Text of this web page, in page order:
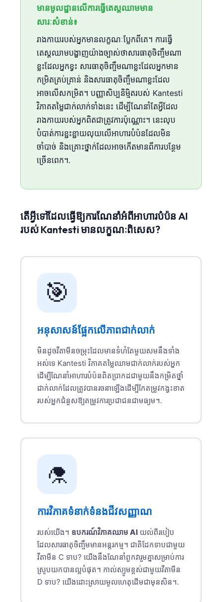
មានមូលដ្ឋានលើការធ្វើតេស្តឈាមមាន
សារៈសំខាន់៖
រាងកាយរបស់អ្នកមានលក្ខណៈប្លែកពីគេ។ ការធ្វើ
តេស្តឈាមបង្ហាញយ៉ាងច្បាស់ថាសារធាតុចិញ្ចឹមណា
ខ្លះដែលអ្នកខ្វះ សារធាតុចិញ្ចឹមណាខ្លះដែលអ្នកមាន
កម្រិតគ្រប់គ្រាន់ និងសារធាតុចិញ្ចឹមណាខ្លះដែល
អាចលើសកម្រិត។ បញ្ញាសិប្បនិម្មិតរបស់ Kantesti
វិភាគតម្លៃជាក់លាក់ទាំងនេះ ដើម្បីណែនាំតែអ្វីដែល
រាងកាយរបស់អ្នកពិតជាត្រូវការប៉ុណ្ណោះ។ នេះលុប
បំបាត់ការខ្ជះខ្ជាយលុយលើអាហារបំប៉នដែលមិន
ចាំបាច់ និងគ្រោះថ្នាក់ដែលអាចកើតមានពីការបន្ថែម
ច្រើនពេក។.
តើ​អ្វី​ទៅ​ដែល​ធ្វើ​ឱ្យ​ការ​ណែនាំ​អំពី​អាហារ​បំប៉ន AI
របស់ Kantesti មាន​លក្ខណៈ​ពិសេស?
🎯
អនុសាសន៍ផ្អែកលើភាពជាក់លាក់
មិនដូចវីតាមីនចម្រុះដែលមានទំហំតែមួយសមនឹងទាំង
អស់ទេ Kantesti វិភាគតម្លៃឈាមជាក់លាក់របស់អ្នក
ដើម្បីណែនាំអាហារបំប៉នពិតប្រាកដជាមួយនឹងកម្រិតថ្នាំ
ជាក់លាក់ដែលត្រូវបានរចនាឡើងដើម្បីកែតម្រូវកង្វះខាត
របស់អ្នកជំនួសឱ្យតម្រូវការប្រជាជនជាមធ្យម។.
⚗️
ការវិភាគទំនាក់ទំនងជីវសញ្ញាណ
របស់យើង។ ឧបករណ៍វិភាគឈាម AI យល់ពីរបៀប
ដែលសារធាតុចិញ្ចឹមមានអន្តរកម្ម។ ជាតិដែកទាបជាមួយ
វីតាមីន C ទាប? យើងនឹងណែនាំពួកវារួមគ្នាសម្រាប់ការ
ស្រូបយកបានល្អបំផុត។ កាល់ស្យូមខ្ពស់ជាមួយវីតាមីន
D ទាប? យើងដោះស្រាយមូលហេតុដើមជាមុនសិន។.